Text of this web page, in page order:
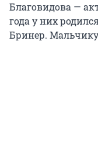
Благовидова —
года у них
Бринер.